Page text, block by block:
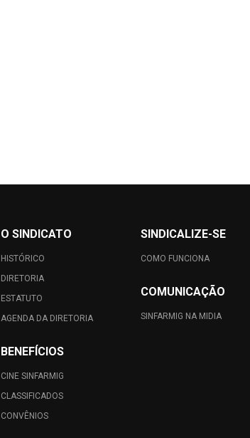
O SINDICATO
HISTÓRICO
DIRETORIA
ESTATUTO
AGENDA DA DIRETORIA
BENEFÍCIOS
CINE SINFARMIG
CLASSIFICADOS
CONVÊNIOS
SINDICALIZE-SE
COMO FUNCIONA
COMUNICAÇÃO
SINFARMIG NA MIDIA